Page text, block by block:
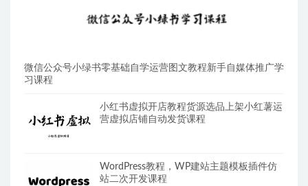
微信公众号小绿书零基础自学运营图文教程新手自媒体推广学
习课程
小红书虚拟开店教程货源选品上架小红薯运
营虚拟店铺自动发货课程
WordPress教程，WP建站主题模板插件仿
站二次开发课程